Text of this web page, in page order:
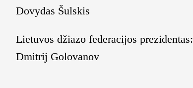
Dovydas Šulskis
Lietuvos džiazo federacijos prezidentas:
Dmitrij Golovanov